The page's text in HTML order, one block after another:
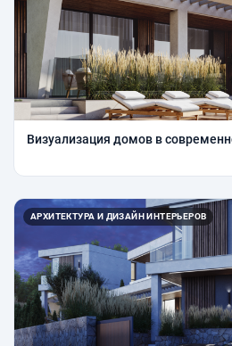
Визуализация домов в
АРХИТЕКТУРА И ДИЗАЙН ИНТЕРЬЕРОВ